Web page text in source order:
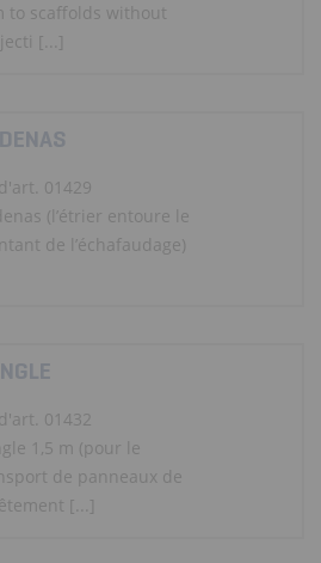
to scaffolds without
[...]
01429
(l’étrier entoure le
de l’échafaudage)
01432
1,5 m (pour le
de panneaux de
[...]